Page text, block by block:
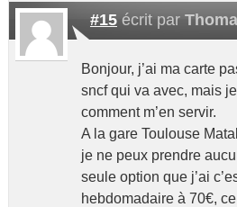
#15écrit par
Bonjour, j’ai ma carte
sncf qui va avec, mais
comment m’en servir.
A la gare Toulouse
je ne peux prendre
seule option que j’ai
hebdomadaire à 70€,